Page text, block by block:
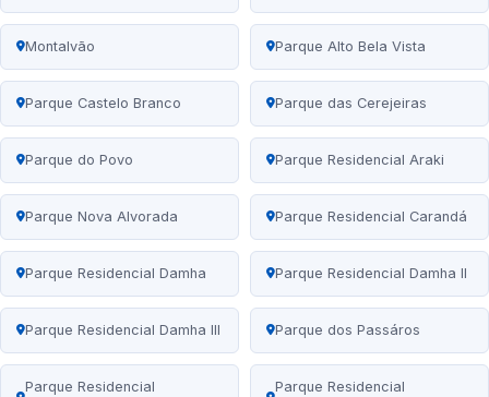
Montalvão Parque Alto Bela Vista
Parque Castelo Branco Parque das Cerejeiras
Parque do Povo Parque Residencial Araki
Parque Nova Alvorada Parque Residencial Carandá
Parque Residencial Damha Parque Residencial Damha II
Parque Residencial Damha III Parque dos Passáros
Parque Residencial
Parque Residencial